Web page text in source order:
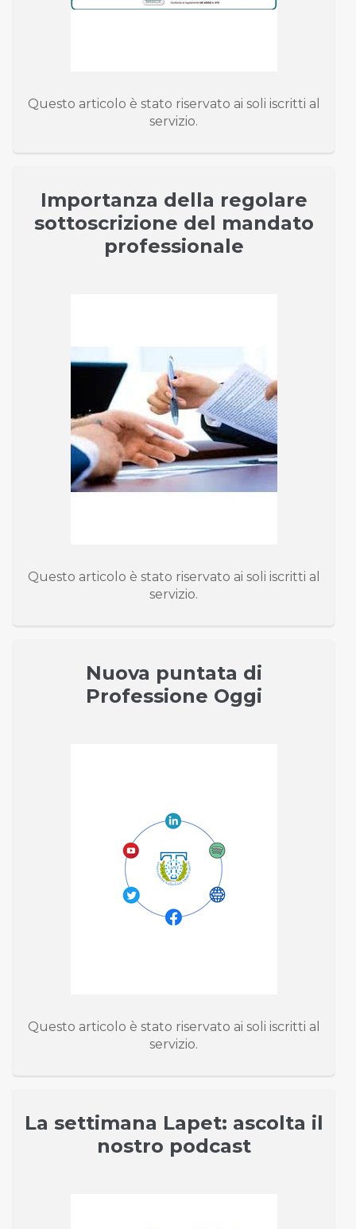
Questo articolo è stato riservato ai soli iscritti al
servizio.
Importanza della regolare
sottoscrizione del mandato
professionale
Questo articolo è stato riservato ai soli iscritti al
servizio.
Nuova puntata di
Professione Oggi
Questo articolo è stato riservato ai soli iscritti al
servizio.
La settimana Lapet: ascolta il
nostro podcast